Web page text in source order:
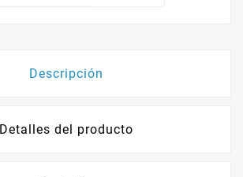
Descripción
Detalles del producto